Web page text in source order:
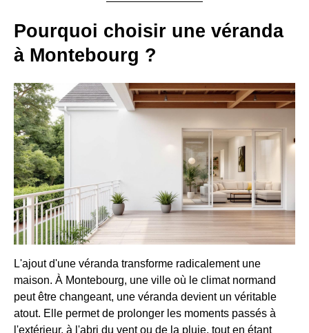
Pourquoi choisir une véranda
à Montebourg ?
L'ajout d'une véranda transforme radicalement une
maison. À Montebourg, une ville où le climat normand
peut être changeant, une véranda devient un véritable
atout. Elle permet de prolonger les moments passés à
l'extérieur, à l'abri du vent ou de la pluie, tout en étant